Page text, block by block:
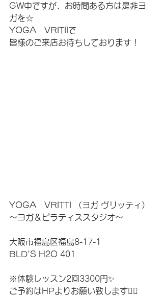
GW中ですが、お時間ある方は是非ヨ
ガを☆
YOGA　VRITIIで
皆様のご来店お待ちしております！
YOGA　VRITTI （ヨガ ヴリッティ）
〜ヨガ＆ピラティススタジオ〜
大阪市福島区福島8-17-1
BLD'S H2O 401
※体験レッスン2回3300円✨
ご予約はHPよりお願い致します🙇‍♀️